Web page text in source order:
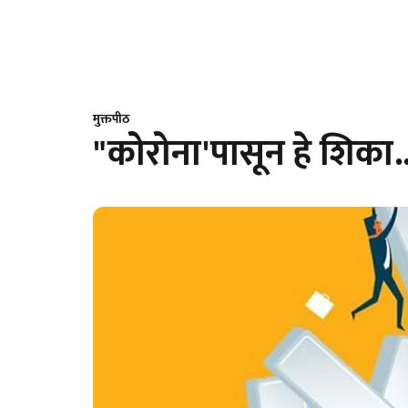
मुक्तपीठ
"कोरोना'पासून हे